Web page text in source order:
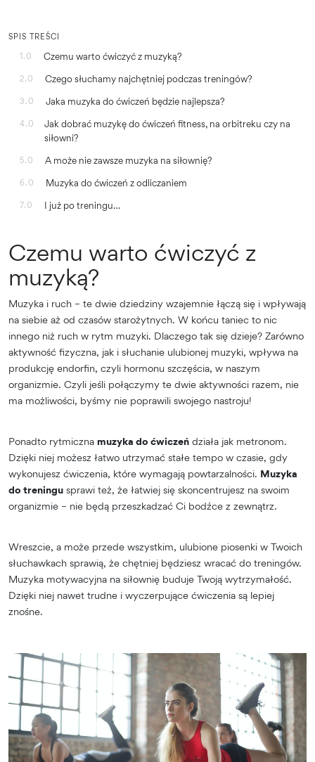
SPIS TREŚCI
1.0
Czemu warto ćwiczyć z muzyką?
2.0 Czego słuchamy najchętniej podczas treningów?
3.0 Jaka muzyka do ćwiczeń będzie najlepsza?
4.0
Jak dobrać muzykę do ćwiczeń fitness, na orbitreku czy na
siłowni?
5.0 A może nie zawsze muzyka na siłownię?
6.0 Muzyka do ćwiczeń z odliczaniem
7.0 I już po treningu…
Czemu warto ćwiczyć z
muzyką?
Muzyka i ruch – te dwie dziedziny wzajemnie łączą się i wpływają
na siebie aż od czasów starożytnych. W końcu taniec to nic
innego niż ruch w rytm muzyki. Dlaczego tak się dzieje? Zarówno
aktywność fizyczna, jak i słuchanie ulubionej muzyki, wpływa na
produkcję endorfin, czyli hormonu szczęścia, w naszym
organizmie. Czyli jeśli połączymy te dwie aktywności razem, nie
ma możliwości, byśmy nie poprawili swojego nastroju!
Ponadto rytmiczna muzyka do ćwiczeń działa jak metronom.
Dzięki niej możesz łatwo utrzymać stałe tempo w czasie, gdy
wykonujesz ćwiczenia, które wymagają powtarzalności. Muzyka
do treningu sprawi też, że łatwiej się skoncentrujesz na swoim
organizmie – nie będą przeszkadzać Ci bodźce z zewnątrz.
Wreszcie, a może przede wszystkim, ulubione piosenki w Twoich
słuchawkach sprawią, że chętniej będziesz wracać do treningów.
Muzyka motywacyjna na siłownię buduje Twoją wytrzymałość.
Dzięki niej nawet trudne i wyczerpujące ćwiczenia są lepiej
znośne.